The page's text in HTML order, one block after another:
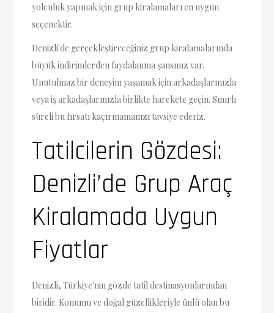
yolculuk yapmak için grup kiralamaları en uygun
seçenektir.
Denizli'de gerçekleştireceğiniz grup kiralamalarında
büyük indirimlerden faydalanma şansınız var.
Unutulmaz bir deneyim yaşamak için arkadaşlarınızla
veya iş arkadaşlarınızla birlikte harekete geçin. Sınırlı
süreli bu fırsatı kaçırmamanızı tavsiye ederiz.
Tatilcilerin Gözdesi:
Denizli’de Grup Araç
Kiralamada Uygun
Fiyatlar
Denizli, Türkiye'nin gözde tatil destinasyonlarından
biridir. Konumu ve doğal güzellikleriyle ünlü olan bu